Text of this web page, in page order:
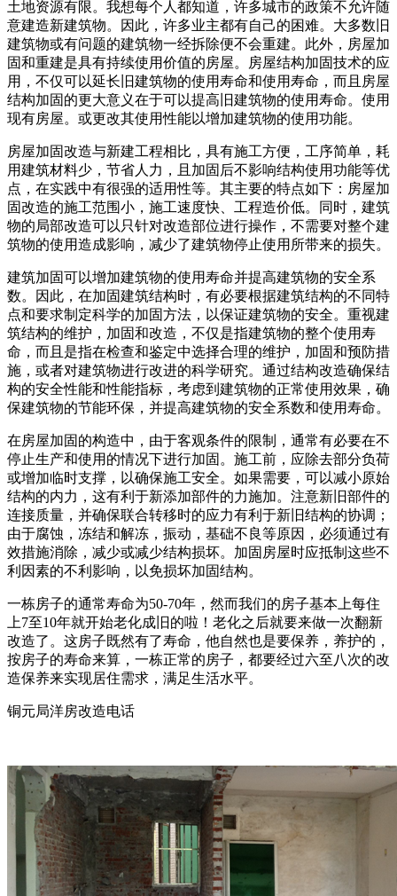
土地资源有限。我想每个人都知道，许多城市的政策不允许随
意建造新建筑物。因此，许多业主都有自己的困难。大多数旧
建筑物或有问题的建筑物一经拆除便不会重建。此外，房屋加
固和重建是具有持续使用价值的房屋。房屋结构加固技术的应
用，不仅可以延长旧建筑物的使用寿命和使用寿命，而且房屋
结构加固的更大意义在于可以提高旧建筑物的使用寿命。使用
现有房屋。或更改其使用性能以增加建筑物的使用功能。
房屋加固改造与新建工程相比，具有施工方便，工序简单，耗
用建筑材料少，节省人力，且加固后不影响结构使用功能等优
点，在实践中有很强的适用性等。其主要的特点如下：房屋加
固改造的施工范围小，施工速度快、工程造价低。同时，建筑
物的局部改造可以只针对改造部位进行操作，不需要对整个建
筑物的使用造成影响，减少了建筑物停止使用所带来的损失。
建筑加固可以增加建筑物的使用寿命并提高建筑物的安全系
数。因此，在加固建筑结构时，有必要根据建筑结构的不同特
点和要求制定科学的加固方法，以保证建筑物的安全。重视建
筑结构的维护，加固和改造，不仅是指建筑物的整个使用寿
命，而且是指在检查和鉴定中选择合理的维护，加固和预防措
施，或者对建筑物进行改进的科学研究。通过结构改造确保结
构的安全性能和性能指标，考虑到建筑物的正常使用效果，确
保建筑物的节能环保，并提高建筑物的安全系数和使用寿命。
在房屋加固的构造中，由于客观条件的限制，通常有必要在不
停止生产和使用的情况下进行加固。施工前，应除去部分负荷
或增加临时支撑，以确保施工安全。如果需要，可以减小原始
结构的内力，这有利于新添加部件的力施加。注意新旧部件的
连接质量，并确保联合转移时的应力有利于新旧结构的协调；
由于腐蚀，冻结和解冻，振动，基础不良等原因，必须通过有
效措施消除，减少或减少结构损坏。加固房屋时应抵制这些不
利因素的不利影响，以免损坏加固结构。
一栋房子的通常寿命为50-70年，然而我们的房子基本上每住
上7至10年就开始老化成旧的啦！老化之后就要来做一次翻新
改造了。这房子既然有了寿命，他自然也是要保养，养护的，
按房子的寿命来算，一栋正常的房子，都要经过六至八次的改
造保养来实现居住需求，满足生活水平。
铜元局洋房改造电话